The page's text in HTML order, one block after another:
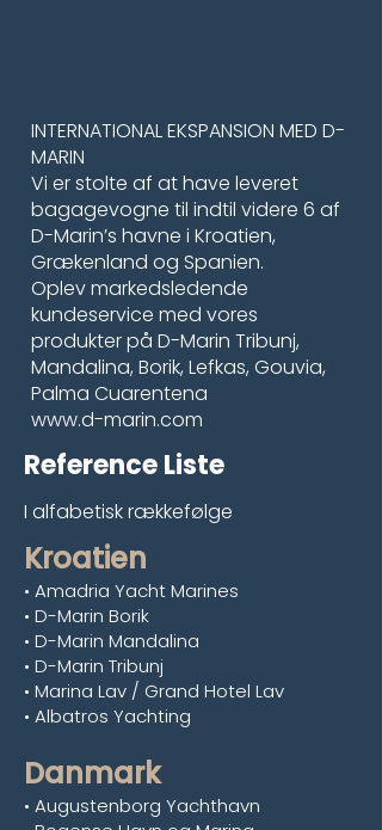
INTERNATIONAL EKSPANSION MED D-
MARIN
Vi er stolte af at have leveret
bagagevogne til indtil videre 6 af
D-Marin’s havne i Kroatien,
Grækenland og Spanien.
Oplev markedsledende
kundeservice med vores
produkter på D-Marin Tribunj,
Mandalina, Borik, Lefkas, Gouvia,
Palma Cuarentena
www.d-marin.com
Reference Liste
I alfabetisk rækkefølge
Kroatien
• Amadria Yacht Marines
• D-Marin Borik
• D-Marin Mandalina
• D-Marin Tribunj
• Marina Lav / Grand Hotel Lav
• Albatros Yachting
Danmark
• Augustenborg Yachthavn